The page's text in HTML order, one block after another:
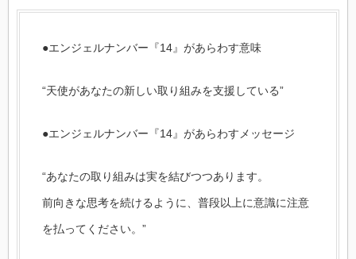
●エンジェルナンバー『14』があらわす意味
“天使があなたの新しい取り組みを支援している”
●エンジェルナンバー『14』があらわすメッセージ
“あなたの取り組みは実を結びつつあります。
前向きな思考を続けるように、普段以上に意識に注意
を払ってください。”